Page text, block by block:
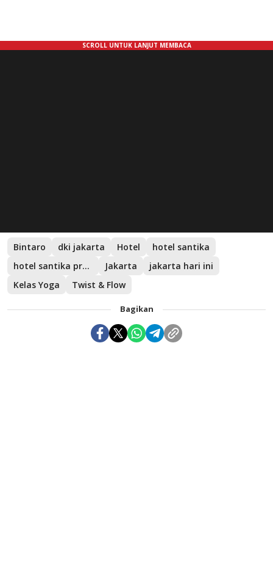
Bintaro dki jakarta Hotel
hotel santika
hotel santika premiere bintaro
Jakarta
jakarta hari ini
Kelas Yoga
Twist & Flow
Bagikan